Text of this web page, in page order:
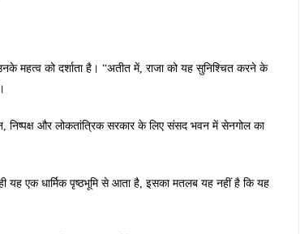
महत्व को दर्शाता है। “अतीत में, राजा को यह सुनिश्चित करने के
निष्पक्ष और लोकतांत्रिक सरकार के लिए संसद भवन में सेनगोल का
यह एक धार्मिक पृष्ठभूमि से आता है, इसका मतलब यह नहीं है कि यह